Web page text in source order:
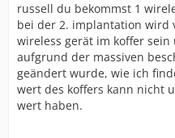
russell du bekommst 1
bei der 2. implantation wird
wireless gerät im koffer
aufgrund der massiven
geändert wurde, wie ich
wert des koffers kann nicht
wert haben.